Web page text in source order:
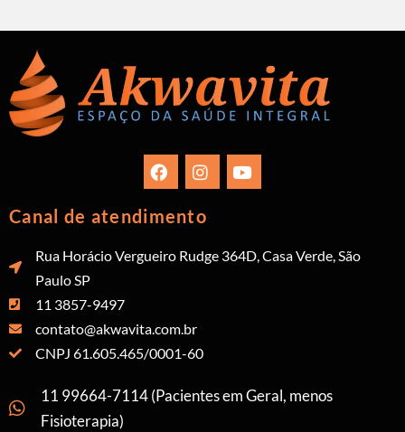
Canal de atendimento
Rua Horácio Vergueiro Rudge 364D, Casa Verde, São
Paulo SP
11 3857-9497
contato@akwavita.com.br
CNPJ 61.605.465/0001-60
11 99664-7114 (Pacientes em Geral, menos
Fisioterapia)